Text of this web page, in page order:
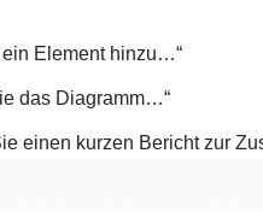
ein Element hinzu…“
das Diagramm…“
einen kurzen Bericht zur